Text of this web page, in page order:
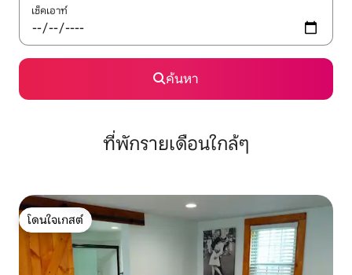
เช็คเอาท์
ค้นหา
ที่พักรายเดือนใกล้ๆ
โดนใจเกสต์
โดนใจเกสต์